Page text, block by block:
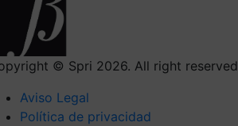
© Spri 2026. All right reserved
Aviso Legal
Política de privacidad